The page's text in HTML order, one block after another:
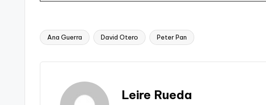
Etiquetas:
Ana Guerra David Otero Peter Pan
Leire Rueda